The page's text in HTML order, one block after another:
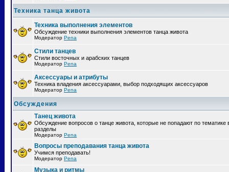
Техника танца живота
Техника выполнения элементов
Обсуждение техники выполнения элементов танца живота
Модератор Pena
Стили танцев
Стили восточных и арабских танцев
Модератор Pena
Аксессуары и атрибуты
Техника владения аксессуарами, выбор подходящих аксессуаров
Модератор Pena
Обсуждения
Танец живота
Обсуждение вопросов о танце живота, которые не попадают по тематике
разделы
Модератор Pena
Вопросы преподавания танца живота
Учимся преподавать!
Модератор Pena
Музыка и ритмы